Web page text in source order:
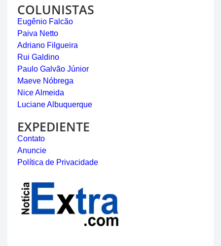
COLUNISTAS
Eugênio Falcão
Paiva Netto
Adriano Filgueira
Rui Galdino
Paulo Galvão Júnior
Maeve Nóbrega
Nice Almeida
Luciane Albuquerque
EXPEDIENTE
Contato
Anuncie
Política de Privacidade